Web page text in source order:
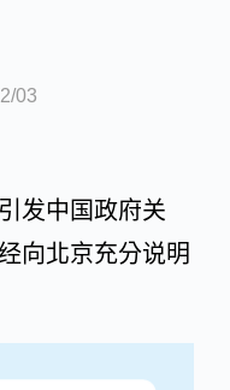
03
发中国政府关
向北京充分说明